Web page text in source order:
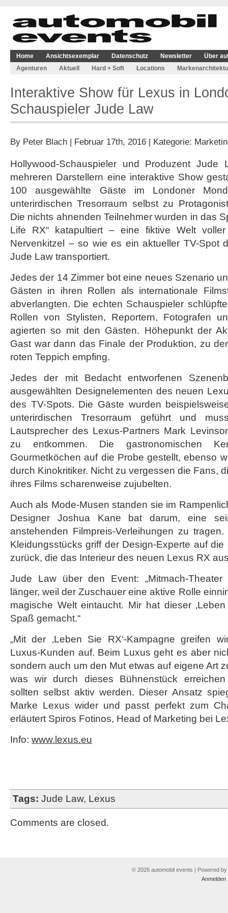
Home Ansichtsexemplar Datenschutz Newsletter
Über
Agenturen
Aktuell Hard + Soft Locations
Interaktive Show für Lexus in
Schauspieler Jude Law
By Peter Blach | Februar 17th, 2016 | Kategorie:
Hollywood-Schauspieler und Produzent Jude
mehreren Darstellern eine interaktive Show
100 ausgewählte Gäste im Londoner
unterirdischen Tresorraum selbst zu
Die nichts ahnenden Teilnehmer wurden in das
Life RX“ katapultiert – eine fiktive Welt
Nervenkitzel – so wie es ein aktueller TV-Spot
Jude Law transportiert.
Jedes der 14 Zimmer bot eine neues Szenario
Gästen in ihren Rollen als internationale
abverlangten. Die echten Schauspieler
Rollen von Stylisten, Reportern, Fotografen
agierten so mit den Gästen. Höhepunkt der
Gast war dann das Finale der Produktion, zu
roten Teppich empfing.
Jedes der mit Bedacht entworfenen
ausgewählten Designelementen des neuen
des TV-Spots. Die Gäste wurden
unterirdischen Tresorraum geführt und
Lautsprecher des Lexus-Partners Mark
zu entkommen. Die gastronomischen
Gourmetköchen auf die Probe gestellt, ebenso
durch Kinokritiker. Nicht zu vergessen die Fans,
ihres Films scharenweise zujubelten.
Auch als Mode-Musen standen sie im
Designer Joshua Kane bat darum, eine
anstehenden Filmpreis-Verleihungen zu
Kleidungsstücks griff der Design-Experte auf
zurück, die das Interieur des neuen Lexus RX
Jude Law über den Event: „Mitmach-
länger, weil der Zuschauer eine aktive Rolle
magische Welt eintaucht. Mir hat dieser
Spaß gemacht.“
„Mit der ‚Leben Sie RX‘-Kampagne greifen
Luxus-Kunden auf. Beim Luxus geht es aber
sondern auch um den Mut etwas auf eigene Art
was wir durch dieses Bühnenstück
sollten selbst aktiv werden. Dieser Ansatz
Marke Lexus wider und passt perfekt zum
erläutert Spiros Fotinos, Head of Marketing bei
Info: www.lexus.eu
Tags: Jude Law, Lexus
Comments are closed.
© 2026 automobil events | Powered by
Anmelden|